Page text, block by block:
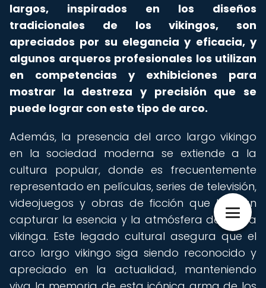
largos, inspirados en los diseños
tradicionales de los vikingos, son
apreciados por su elegancia y eficacia, y
algunos arqueros profesionales los utilizan
en competencias y exhibiciones para
mostrar la destreza y precisión que se
puede lograr con este tipo de arco.
Además, la presencia del arco largo vikingo
en la sociedad moderna se extiende a la
cultura popular, donde es frecuentemente
representado en películas, series de televisión,
videojuegos y obras de ficción que buscan
capturar la esencia y la atmósfera de la era
vikinga. Este legado cultural asegura que el
arco largo vikingo siga siendo reconocido y
apreciado en la actualidad, manteniendo